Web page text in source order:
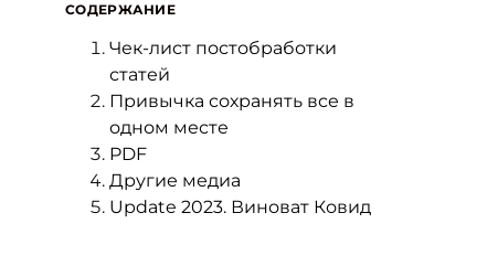
СОДЕРЖАНИЕ
Чек-лист постобработки
статей
Привычка сохранять все в
одном месте
PDF
Другие медиа
Update 2023. Виноват Ковид